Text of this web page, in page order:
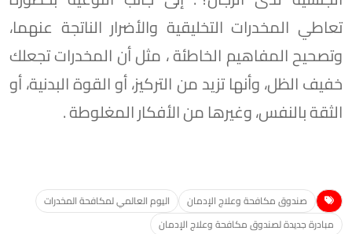
تعاطي المخدرات التخليقية والأضرار الناتجة عنهما،
وتصحيح المفاهيم الخاطئة ، مثل أن المخدرات تجعلك
خفيف الظل، وأنها تزيد من التركيز، أو القوة البدنية، أو
الثقة بالنفس، وغيرها من الأفكار المغلوطة .
صندوق مكافحة وعلاج الإدمان
اليوم العالمي لمكافحة المخدرات
مبادرة جديدة لصندوق مكافحة وعلاج الإدمان